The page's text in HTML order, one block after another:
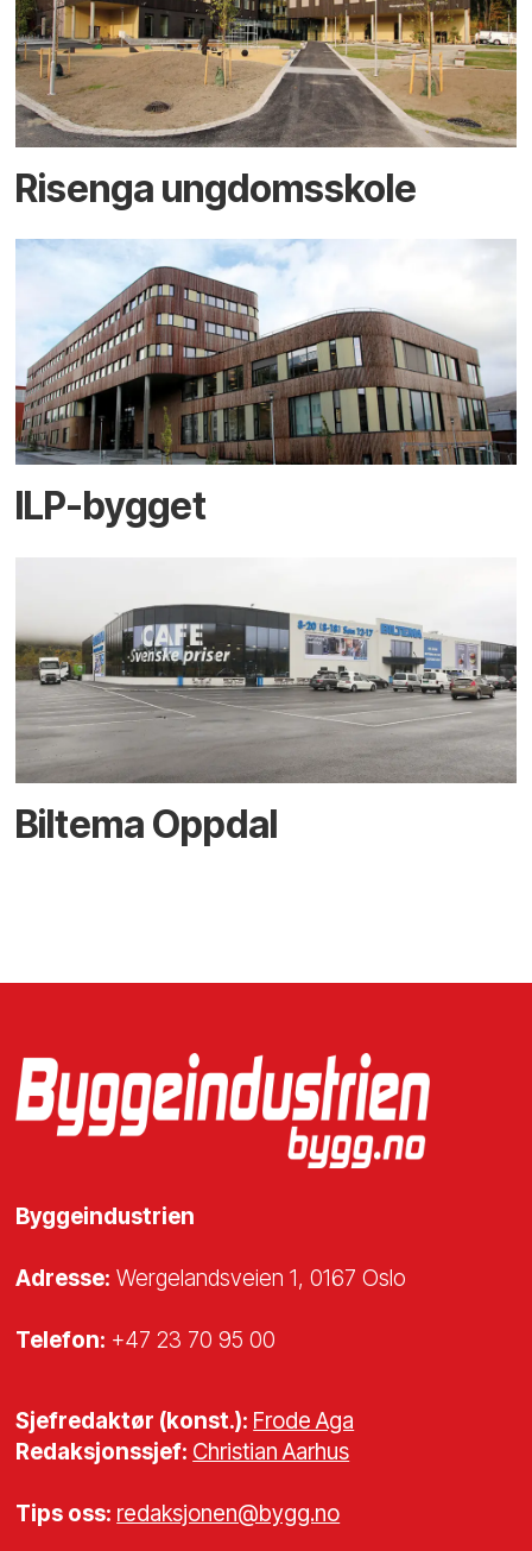
Risenga ungdomsskole
ILP-bygget
Biltema Oppdal
Byggeindustrien
Adresse: Wergelandsveien 1, 0167 Oslo
Telefon: +47 23 70 95 00
Sjefredaktør (konst.): Frode Aga
Redaksjonssjef: Christian Aarhus
Tips oss: redaksjonen@bygg.no